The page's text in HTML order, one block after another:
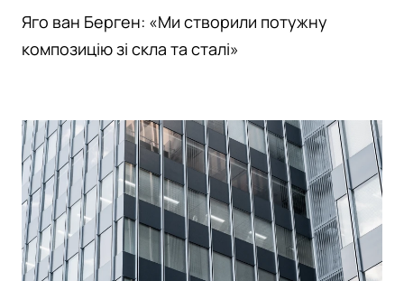
Яго ван Берген: «Ми створили потужну
композицію зі скла та сталі»